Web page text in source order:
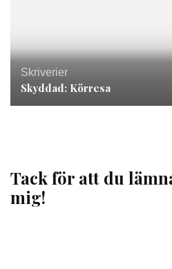
Skriverier
Skyddad: Körresa
Tack för att du
mig!